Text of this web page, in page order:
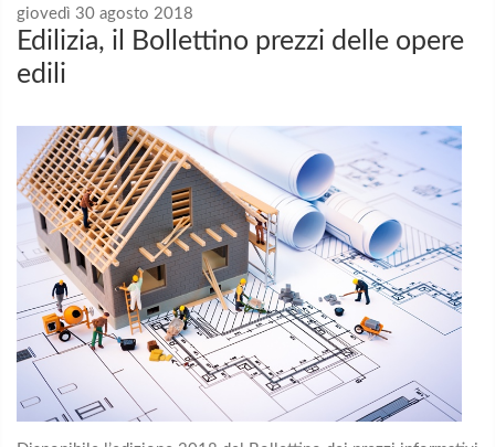
giovedì 30 agosto 2018
Edilizia, il Bollettino prezzi delle opere
edili